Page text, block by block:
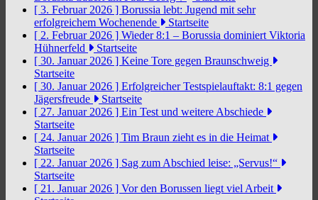
[ 3. Februar 2026 ] Borussia lebt: Jugend mit sehr
erfolgreichem Wochenende
Startseite
[ 2. Februar 2026 ] Wieder 8:1 – Borussia dominiert Viktoria
Hühnerfeld
Startseite
[ 30. Januar 2026 ] Keine Tore gegen Braunschweig
Startseite
[ 30. Januar 2026 ] Erfolgreicher Testspielauftakt: 8:1 gegen
Jägersfreude
Startseite
[ 27. Januar 2026 ] Ein Test und weitere Abschiede
Startseite
[ 24. Januar 2026 ] Tim Braun zieht es in die Heimat
Startseite
[ 22. Januar 2026 ] Sag zum Abschied leise: „Servus!“
Startseite
[ 21. Januar 2026 ] Vor den Borussen liegt viel Arbeit